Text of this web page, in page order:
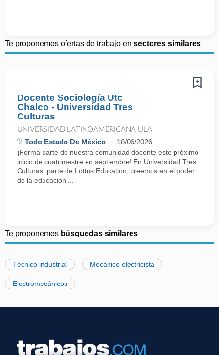
Te proponemos ofertas de trabajo en sectores similares
Docente Sociología Utc
Chalco - Universidad Tres
Culturas
UNIVERSIDAD LATINOAMERICANA ULA
Todo Estado De México 18/06/2026
¡Forma parte de nuestra comunidad docente este próximo
inicio de cuatrimestre en septiembre! En Universidad Tres
Culturas, parte de Lottus Education, creemos en el poder
de la educación ...
Te proponemos búsquedas similares
Técnico industrial Mecánico electricista
Electromecánicos